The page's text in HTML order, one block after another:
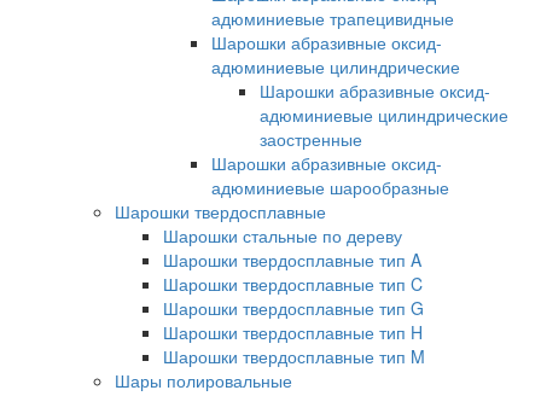
адюминиевые трапецивидные
Шарошки абразивные оксид-
адюминиевые цилиндрические
Шарошки абразивные оксид-
адюминиевые цилиндрические
заостренные
Шарошки абразивные оксид-
адюминиевые шарообразные
Шарошки твердосплавные
Шарошки стальные по дереву
Шарошки твердосплавные тип A
Шарошки твердосплавные тип C
Шарошки твердосплавные тип G
Шарошки твердосплавные тип H
Шарошки твердосплавные тип M
Шары полировальные